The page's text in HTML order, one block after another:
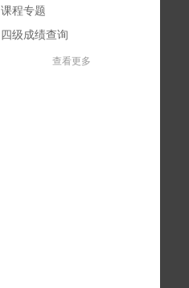
课程专题
四级成绩查询
四六级成绩查询
查看更多